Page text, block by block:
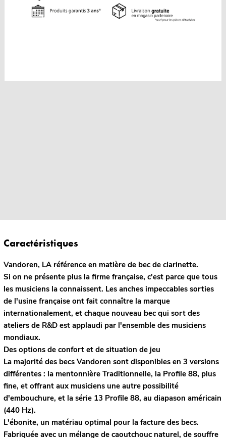
Caractéristiques
Vandoren, LA référence en matière de bec de clarinette.
Si on ne présente plus la firme française, c'est parce que tous
les musiciens la connaissent. Les anches impeccables sorties
de l'usine française ont fait connaître la marque
internationalement, et chaque nouveau bec qui sort des
ateliers de R&D est applaudi par l'ensemble des musiciens
mondiaux.
Des options de confort et de situation de jeu
La majorité des becs Vandoren sont disponibles en 3 versions
différentes : la mentonnière Traditionnelle, la Profile 88, plus
fine, et offrant aux musiciens une autre possibilité
d'embouchure, et la série 13 Profile 88, au diapason américain
(440 Hz).
L'ébonite, un matériau optimal pour la facture des becs.
Fabriquée avec un mélange de caoutchouc naturel, de souffre